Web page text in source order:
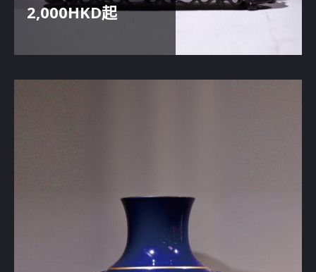
2,000HKD起